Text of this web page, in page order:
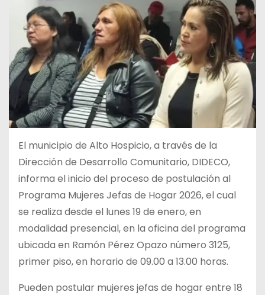
El municipio de Alto Hospicio, a través de la
Dirección de Desarrollo Comunitario, DIDECO,
informa el inicio del proceso de postulación al
Programa Mujeres Jefas de Hogar 2026, el cual
se realiza desde el lunes 19 de enero, en
modalidad presencial, en la oficina del programa
ubicada en Ramón Pérez Opazo número 3125,
primer piso, en horario de 09.00 a 13.00 horas.
Pueden postular mujeres jefas de hogar entre 18